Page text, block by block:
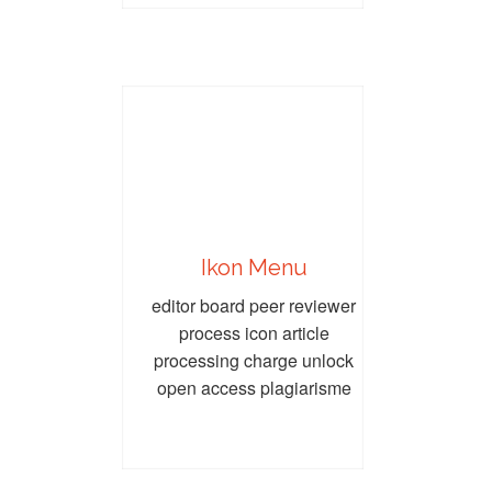
Ikon Menu
editor board peer reviewer
process icon article
processing charge unlock
open access plagiarisme